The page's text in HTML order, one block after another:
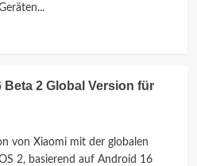
Beta 2 Global Version für
von Xiaomi mit der globalen
2, basierend auf Android 16